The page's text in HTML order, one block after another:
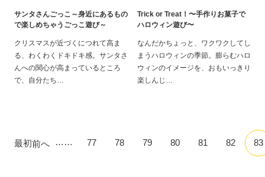
サンタさんごっこ～身近にあるもの
で楽しめちゃうごっこ遊び～
クリスマスが近づくにつれて高ま
る、わくわくドキドキ感。サンタさ
んへの関心が高まっているところ
で、自分たち
Trick or Treat！〜手作りお菓子で
ハロウィン遊び〜
なんだかちょっと、ワクワクしてし
まうハロウィンの季節。膨らむハロ
ウィンのイメージを、おもいっきり
楽しんじ
最初前へ …… 77 78 79 80 81 82 83